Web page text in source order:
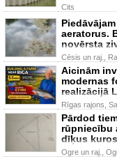
Cits
aeratorus.
novērsta
Cēsis un raj.,
Aicinām
modernas
realizācijā
Rīgas rajons,
Pārdod
rūpniecību
dīķus
Ogre un raj.,